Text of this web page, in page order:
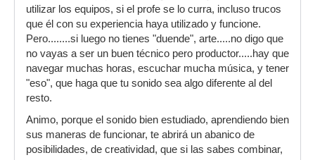
utilizar los equipos, si el profe se lo curra, incluso trucos
que él con su experiencia haya utilizado y funcione.
Pero........si luego no tienes "duende", arte.....no digo que
no vayas a ser un buen técnico pero productor.....hay que
navegar muchas horas, escuchar mucha música, y tener
"eso", que haga que tu sonido sea algo diferente al del
resto.
Animo, porque el sonido bien estudiado, aprendiendo bien
sus maneras de funcionar, te abrirá un abanico de
posibilidades, de creatividad, que si las sabes combinar,